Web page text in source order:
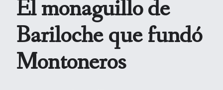
El monaguillo de
Bariloche que fundó
Montoneros